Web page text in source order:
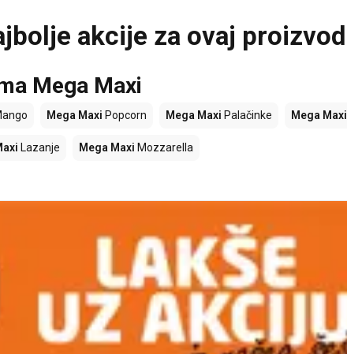
akcije za ovaj proizvod
Mega Maxi
Mega Maxi Popcorn Mega Maxi Palačinke Mega Maxi
Lazanje Mega Maxi Mozzarella